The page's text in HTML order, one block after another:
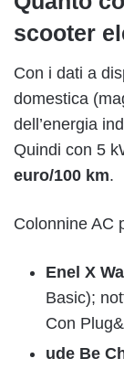
scooter
Con i dati a
domestica
dell’energia
Quindi con 5
euro/100 km.
Colonnine AC
Enel X
Basic);
Con
ude Be